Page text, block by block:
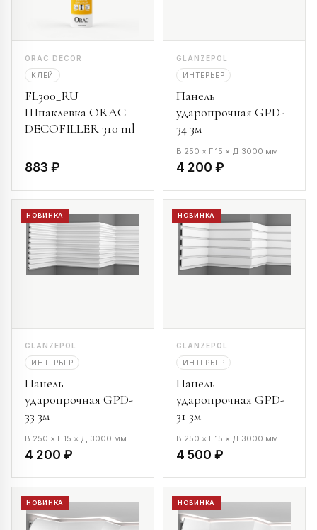
ORAC DECOR
КЛЕЙ
FL300_RU
Шпаклевка ORAC
DECOFILLER 310 ml
883 ₽
GLANZEPOL
ИНТЕРЬЕР
Панель
ударопрочная GPD-
34 3м
В 250 × Г 15 × Д 3000 мм
4 200 ₽
НОВИНКА
GLANZEPOL
ИНТЕРЬЕР
Панель
ударопрочная GPD-
33 3м
В 250 × Г 15 × Д 3000 мм
4 200 ₽
НОВИНКА
GLANZEPOL
ИНТЕРЬЕР
Панель
ударопрочная GPD-
31 3м
В 250 × Г 15 × Д 3000 мм
4 500 ₽
НОВИНКА НОВИНКА